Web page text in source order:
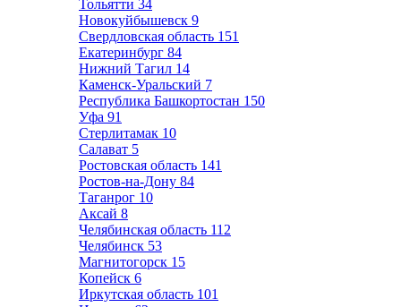
Тольятти 34
Новокуйбышевск 9
Свердловская область 151
Екатеринбург 84
Нижний Тагил 14
Каменск-Уральский 7
Республика Башкортостан 150
Уфа 91
Стерлитамак 10
Салават 5
Ростовская область 141
Ростов-на-Дону 84
Таганрог 10
Аксай 8
Челябинская область 112
Челябинск 53
Магнитогорск 15
Копейск 6
Иркутская область 101